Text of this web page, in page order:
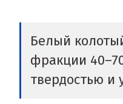
Белый
фракции
твердостью и